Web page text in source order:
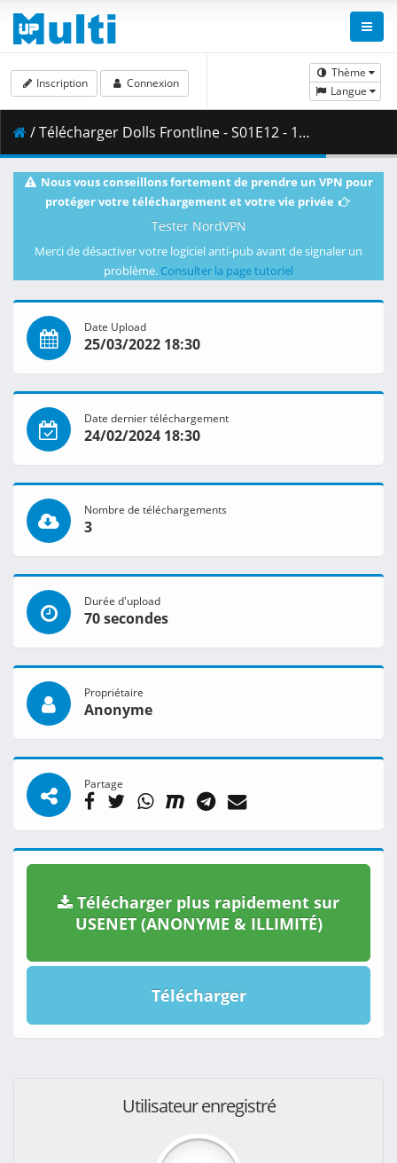
Thème
Langue
Inscription Connexion
/ Télécharger Dolls Frontline - S01E12 - 1080p WEB H.264 -NanDesuKa (FUNi).mkv.003 ( 370.97 MB )
Nous vous conseillons fortement de prendre un VPN pour
protéger votre téléchargement et votre vie privée
Tester NordVPN
Merci de désactiver votre logiciel anti-pub avant de signaler un
problème. Consulter la page tutoriel
Date Upload
25/03/2022 18:30
Date dernier téléchargement
24/02/2024 18:30
Nombre de téléchargements
3
Durée d'upload
70 secondes
Propriétaire
Anonyme
Partage
Télécharger plus rapidement sur
USENET (ANONYME & ILLIMITÉ)
Télécharger
Utilisateur enregistré